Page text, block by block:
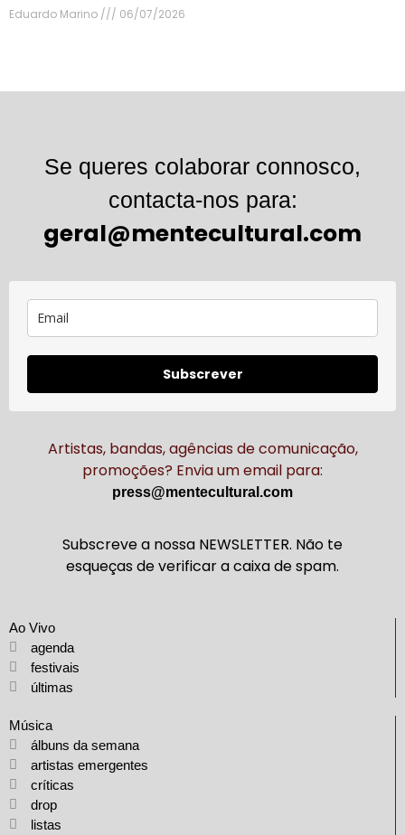
Eduardo Marino 06/07/2026
Se queres colaborar connosco,
contacta-nos para:
geral@mentecultural.com
Subscrever
Artistas, bandas, agências de comunicação,
promoções? Envia um email para:
press@mentecultural.com
Subscreve a nossa NEWSLETTER. Não te
esqueças de verificar a caixa de spam.
Ao Vivo
agenda
festivais
últimas
Música
álbuns da semana
artistas emergentes
críticas
drop
listas